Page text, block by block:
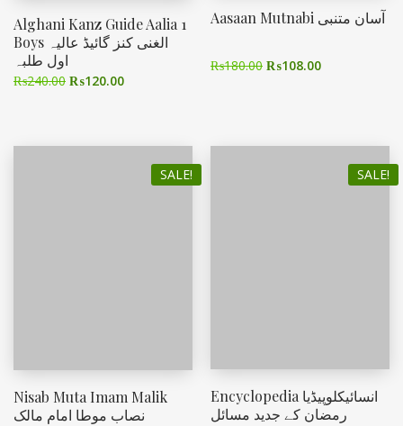
Alghani Kanz Guide Aalia 1
Boys الغنی کنز گائیڈ عالیہ
اول طلبہ
₨240.00 ₨120.00
Aasaan Mutnabi آسان متنبی
₨180.00 ₨108.00
SALE!
Nisab Muta Imam Malik
نصاب موطا امام مالک
SALE!
Encyclopedia انسائیکلوپیڈیا
رمضان کے جدید مسائل